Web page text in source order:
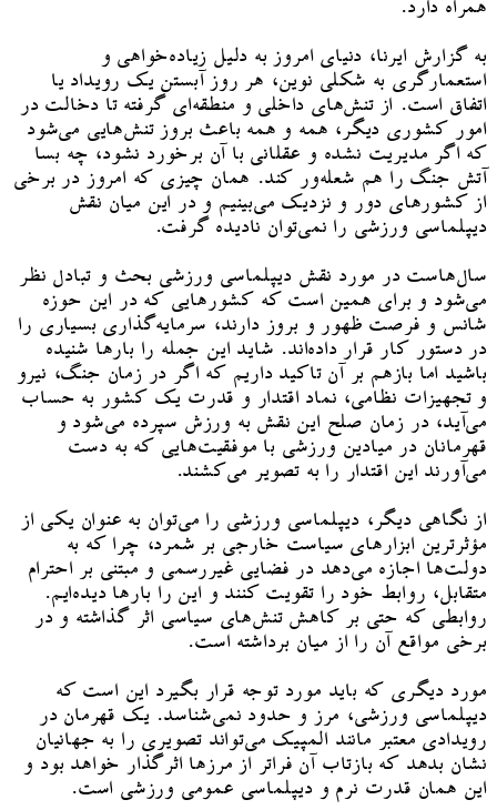
همراه دارد.
به گزارش ایرنا، دنیای امروز به دلیل زیاده‌خواهی و
استعمارگری به شکلی نوین، هر روز آبستن یک رویداد یا
اتفاق است. از تنش‌های داخلی و منطقه‌ای گرفته تا دخالت در
امور کشوری دیگر، همه و همه باعث بروز تنش‌هایی می‌شود
که اگر مدیریت نشده و عقلانی با آن برخورد نشود، چه بسا
آتش جنگ را هم شعله‌ور کند. همان چیزی که امروز در برخی
از کشورهای دور و نزدیک می‌بینیم و در این میان نقش
دیپلماسی ورزشی را نمی‌توان نادیده گرفت.
سال‌هاست در مورد نقش دیپلماسی ورزشی بحث و تبادل نظر
می‌شود و برای همین است که کشورهایی که در این حوزه
شانس و فرصت ظهور و بروز دارند، سرمایه‌گذاری بسیاری را
در دستور کار قرار داده‌اند. شاید این جمله را بارها شنیده
باشید اما بازهم بر آن تاکید داریم که اگر در زمان جنگ، نیرو
و تجهیزات نظامی، نماد اقتدار و قدرت یک کشور به حساب
می‌آید، در زمان صلح این نقش به ورزش سپرده می‌شود و
قهرمانان در میادین ورزشی با موفقیت‌هایی که به دست
می‌آورند این اقتدار را به تصویر می‌کشند.
از نگاهی دیگر، دیپلماسی ورزشی را می‌توان به عنوان یکی از
مؤثرترین ابزارهای سیاست خارجی بر شمرد، چرا که به
دولت‌ها اجازه می‌دهد در فضایی غیررسمی و مبتنی بر احترام
متقابل، روابط خود را تقویت کنند و این را بارها دیده‌ایم.
روابطی که حتی بر کاهش تنش‌های سیاسی اثر گذاشته و در
برخی مواقع آن را از میان برداشته است.
مورد دیگری که باید مورد توجه قرار بگیرد این است که
دیپلماسی ورزشی، مرز و حدود نمی‌شناسد. یک قهرمان در
رویدادی معتبر مانند المپیک می‌تواند تصویری را به جهانیان
نشان بدهد که بازتاب آن فراتر از مرزها اثرگذار خواهد بود و
این همان قدرت نرم و دیپلماسی عمومی ورزشی است.